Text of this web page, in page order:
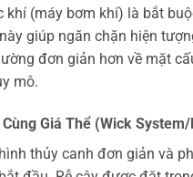
khí (máy bơm khí) là bắt
giúp ngăn chặn hiện
đơn giản hơn về mặt
mô.
Giá Thể (Wick
thủy canh đơn giản và